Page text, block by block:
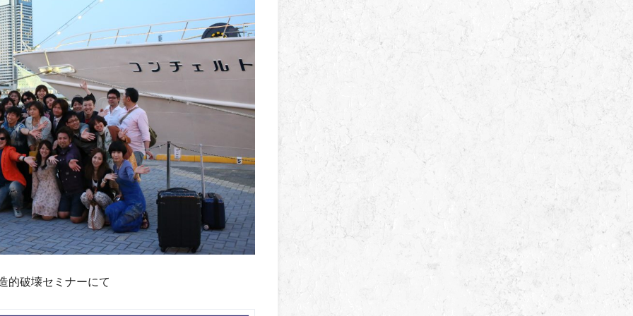
的破壊セミナーにて